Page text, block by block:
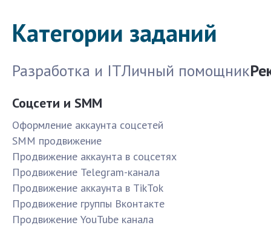
Категории заданий
Разработка и ITЛичный помощник
Соцсети и SMM
Оформление аккаунта соцсетей
SMM продвижение
Продвижение аккаунта в соцсетях
Продвижение Telegram-канала
Продвижение аккаунта в TikTok
Продвижение группы Вконтакте
Продвижение YouTube канала